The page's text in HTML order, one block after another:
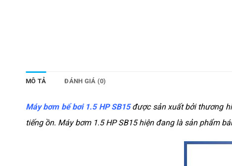
MÔ TẢ ĐÁNH GIÁ (0)
Máy bơm bể bơi 1.5 HP SB15 được sản xuất bởi thương
tiếng ồn. Máy bơm 1.5 HP SB15 hiện đang là sản phẩm